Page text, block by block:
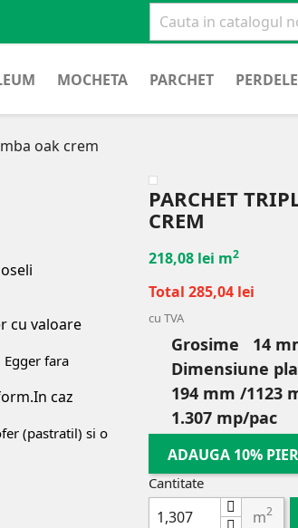
MOCHETA PARCHET
oak crem
cu valoare
fara
caz
(pastratil) si o
PARCHET
CREM
218,08 lei m2
Total 285,04 lei
cu TVA
Grosime 14
Dimensiune
194 mm /1123
1.307 mp/pac
ADAUGA 10%
Cantitate
m2